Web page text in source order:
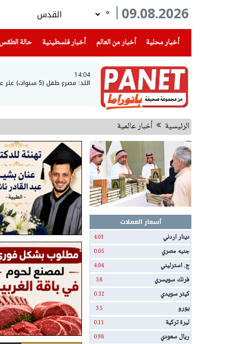
09.08.2026
°
أخبار محلية
(current) أخبار من العالم أخبار فلسطينية(current) حالة الطقس
14:04
اللد: مصرع طفل (5 سنوات) عثر عليه فاقدا الوعي داخل سيارة
الرئيسية أخبار عالمية
أسعار العملات
دينار اردني
4.01
جنيه مصري 0.05
ج. استرليني 4.04
فرنك سويسري 3.8
كيتر سويدي 0.32
يورو 3.5
ليرة تركية 0.11
ريال سعودي 0.98